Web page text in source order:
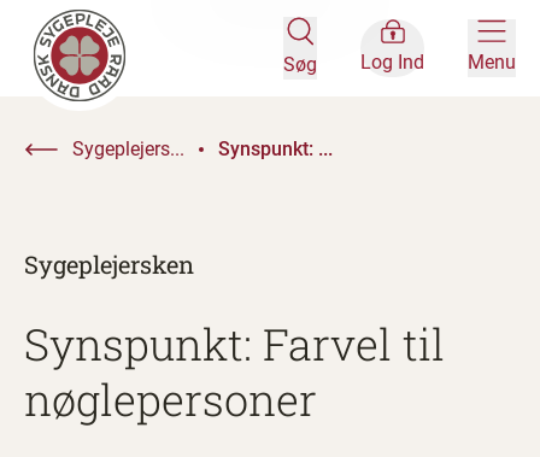
Søg Log Ind Menu
Sygeplejers... Synspunkt: ...
Sygeplejersken
Synspunkt: Farvel til
nøglepersoner